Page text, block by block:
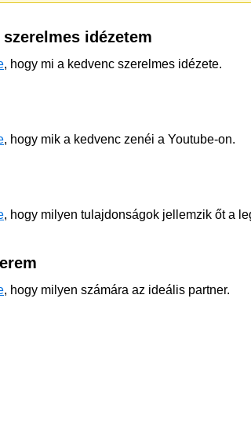
idézetem
, hogy mi a kedvenc szerelmes idézete.
, hogy mik a kedvenc zenéi a Youtube-on.
, hogy milyen tulajdonságok jellemzik őt a
, hogy milyen számára az ideális partner.